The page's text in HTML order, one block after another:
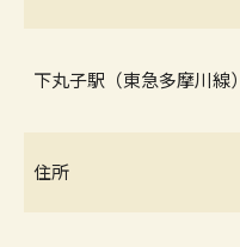
下丸子駅（東急多摩川線）
住所